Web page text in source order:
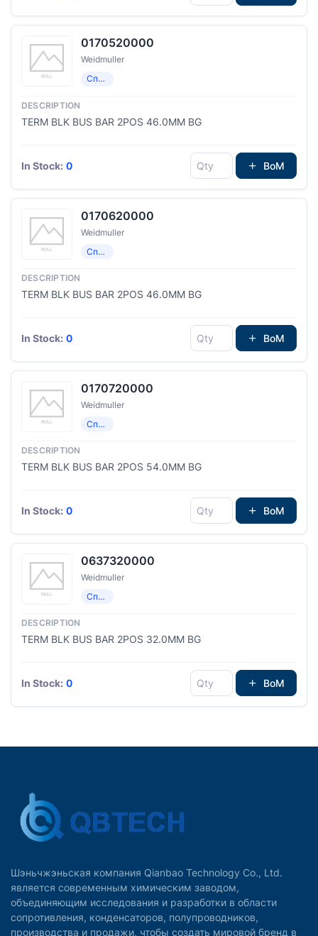
0170520000
Weidmuller
Специализированный
TERM BLK BUS BAR 2POS 46.0MM BG
In Stock: 0 BoM
0170620000
Weidmuller
Специализированный
TERM BLK BUS BAR 2POS 46.0MM BG
In Stock: 0 BoM
0170720000
Weidmuller
Специализированный
TERM BLK BUS BAR 2POS 54.0MM BG
In Stock: 0 BoM
0637320000
Weidmuller
Специализированный
TERM BLK BUS BAR 2POS 32.0MM BG
In Stock: 0 BoM
Шэньчжэньская компания Qianbao Technology Co., Ltd.
является современным химическим заводом,
объединяющим исследования и разработки в области
сопротивления, конденсаторов, полупроводников,
производства и продажи, чтобы создать мировой бренд в